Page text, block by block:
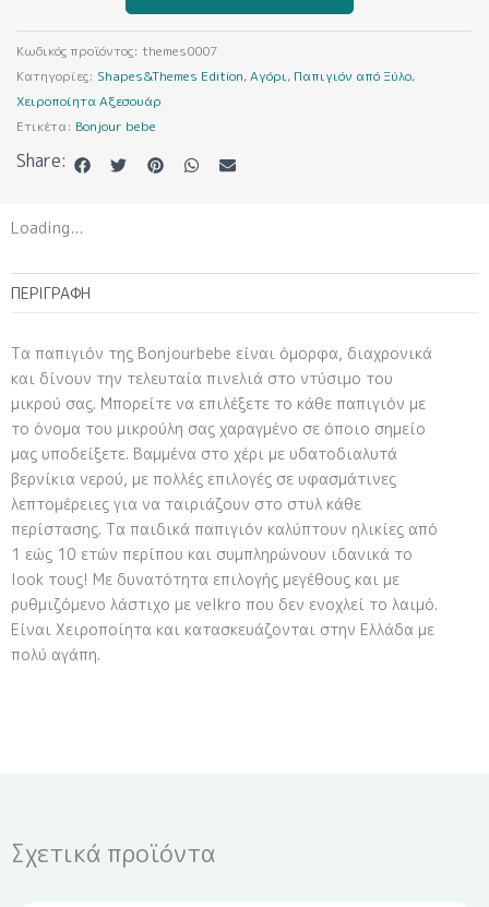
edition
0007
ποσότητα
Κωδικός προϊόντος: themes0007
Κατηγορίες: Shapes&Themes Edition,Αγόρι, Παπιγιόν από Ξύλο,
Χειροποίητα Αξεσουάρ
Ετικέτα: Bonjour bebe
Share:
Loading...
ΠΕΡΙΓΡΑΦΉ
Τα παπιγιόν της Bonjourbebe είναι όμορφα, διαχρονικά
και δίνουν την τελευταία πινελιά στο ντύσιμο του
μικρού σας. Μπορείτε να επιλέξετε το κάθε παπιγιόν με
το όνομα του μικρούλη σας χαραγμένο σε όποιο σημείο
μας υποδείξετε. Βαμμένα στο χέρι με υδατοδιαλυτά
βερνίκια νερού, με πολλές επιλογές σε υφασμάτινες
λεπτομέρειες για να ταιριάζουν στο στυλ κάθε
περίστασης. Τα παιδικά παπιγιόν καλύπτουν ηλικίες από
1 εώς 10 ετών περίπου και συμπληρώνουν ιδανικά το
look τους! Με δυνατότητα επιλογής μεγέθους και με
ρυθμιζόμενο λάστιχο με velkro που δεν ενοχλεί το λαιμό.
Είναι Χειροποίητα και κατασκευάζονται στην Ελλάδα με
πολύ αγάπη.
Σχετικά προϊόντα